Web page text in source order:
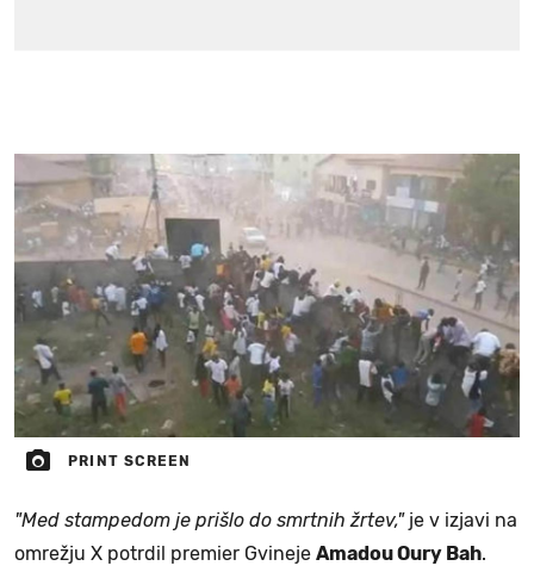
PRINT SCREEN
"Med stampedom je prišlo do smrtnih žrtev," je v izjavi na
omrežju X potrdil premier Gvineje Amadou Oury Bah.